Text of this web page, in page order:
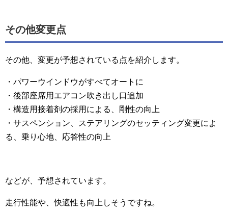
その他変更点
その他、変更が予想されている点を紹介します。
・パワーウインドウがすべてオートに
・後部座席用エアコン吹き出し口追加
・構造用接着剤の採用による、剛性の向上
・サスペンション、ステアリングのセッティング変更によ
る、乗り心地、応答性の向上
などが、予想されています。
走行性能や、快適性も向上しそうですね。